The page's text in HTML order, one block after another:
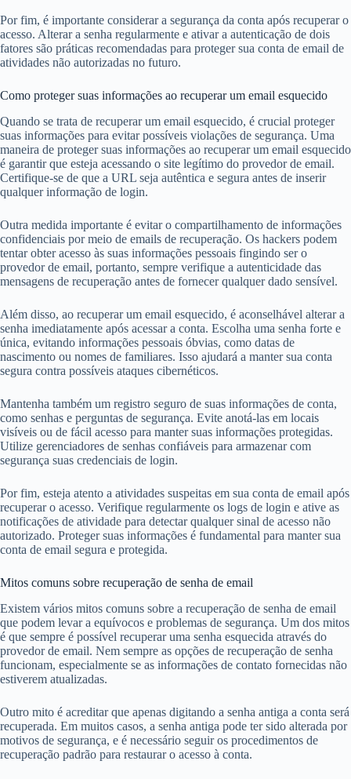
Por fim, é importante considerar a segurança da conta após recuperar o
acesso. Alterar a senha regularmente e ativar a autenticação de dois
fatores são práticas recomendadas para proteger sua conta de email de
atividades não autorizadas no futuro.
Como proteger suas informações ao recuperar um email esquecido
Quando se trata de recuperar um email esquecido, é crucial proteger
suas informações para evitar possíveis violações de segurança. Uma
maneira de proteger suas informações ao recuperar um email esquecido
é garantir que esteja acessando o site legítimo do provedor de email.
Certifique-se de que a URL seja autêntica e segura antes de inserir
qualquer informação de login.
Outra medida importante é evitar o compartilhamento de informações
confidenciais por meio de emails de recuperação. Os hackers podem
tentar obter acesso às suas informações pessoais fingindo ser o
provedor de email, portanto, sempre verifique a autenticidade das
mensagens de recuperação antes de fornecer qualquer dado sensível.
Além disso, ao recuperar um email esquecido, é aconselhável alterar a
senha imediatamente após acessar a conta. Escolha uma senha forte e
única, evitando informações pessoais óbvias, como datas de
nascimento ou nomes de familiares. Isso ajudará a manter sua conta
segura contra possíveis ataques cibernéticos.
Mantenha também um registro seguro de suas informações de conta,
como senhas e perguntas de segurança. Evite anotá-las em locais
visíveis ou de fácil acesso para manter suas informações protegidas.
Utilize gerenciadores de senhas confiáveis para armazenar com
segurança suas credenciais de login.
Por fim, esteja atento a atividades suspeitas em sua conta de email após
recuperar o acesso. Verifique regularmente os logs de login e ative as
notificações de atividade para detectar qualquer sinal de acesso não
autorizado. Proteger suas informações é fundamental para manter sua
conta de email segura e protegida.
Mitos comuns sobre recuperação de senha de email
Existem vários mitos comuns sobre a recuperação de senha de email
que podem levar a equívocos e problemas de segurança. Um dos mitos
é que sempre é possível recuperar uma senha esquecida através do
provedor de email. Nem sempre as opções de recuperação de senha
funcionam, especialmente se as informações de contato fornecidas não
estiverem atualizadas.
Outro mito é acreditar que apenas digitando a senha antiga a conta será
recuperada. Em muitos casos, a senha antiga pode ter sido alterada por
motivos de segurança, e é necessário seguir os procedimentos de
recuperação padrão para restaurar o acesso à conta.